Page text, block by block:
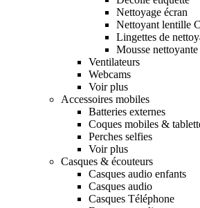
Nettoyage écran
Nettoyant lentille
Lingettes de
Mousse nettoyante
Ventilateurs
Webcams
Voir plus
Accessoires mobiles
Batteries externes
Coques mobiles &
Perches selfies
Voir plus
Casques & écouteurs
Casques audio enfants
Casques audio
Casques Téléphone